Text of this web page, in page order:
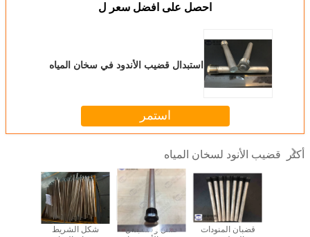
احصل على افضل سعر ل
استبدال قضيب الأندود في سخان المياه
استمر
أكثر قضيب الأنود لسخان المياه
شكل الشريط
غسل و استبدال
قضبان المنودات